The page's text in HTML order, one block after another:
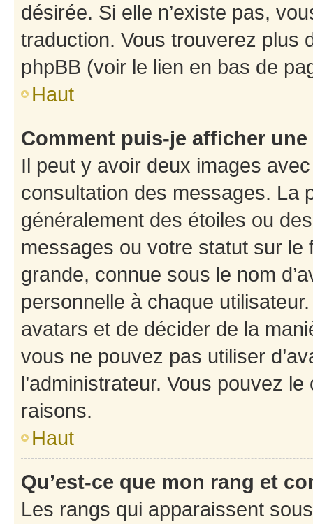
désirée. Si elle n’existe pas,
traduction. Vous trouverez plus
phpBB (voir le lien en bas de
Haut
Comment puis-je afficher
Il peut y avoir deux images
consultation des messages. La
généralement des étoiles ou
messages ou votre statut sur
grande, connue sous le nom
personnelle à chaque utilisateur.
avatars et de décider de la
vous ne pouvez pas utiliser
l’administrateur. Vous pouvez
raisons.
Haut
Qu’est-ce que mon rang et
Les rangs qui apparaissent